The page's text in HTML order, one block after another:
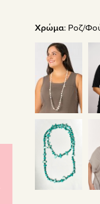
Χρώμα: Ροζ/